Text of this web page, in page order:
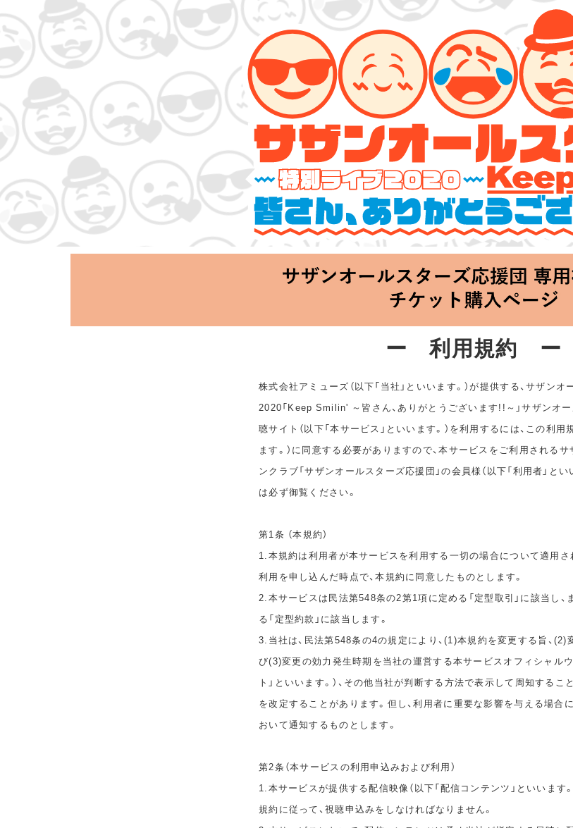
サザンオールスターズ 特別ライブ 2020
「Keep Smilin’～皆さん、ありがとうございます!!～」
2020.06.25 Thu 20:00 Start at 横浜アリーナ
ー 利用規約 ー
株式会社アミューズ（以下「当社」といいます。）が提供する、サザン
2020「Keep Smilin' ～皆さん、ありがとうございます!!～」サザンオ
聴サイト（以下「本サービス」といいます。）を利用するには、この利用
ます。）に同意する必要がありますので、本サービスをご利用される
ンクラブ「サザンオールスターズ応援団」の会員様（以下「利用者」と
は必ず御覧ください。
第1条 （本規約）
1.本規約は利用者が本サービスを利用する一切の場合について適用さ
利用を申し込んだ時点で、本規約に同意したものとします。
2.本サービスは民法第548条の2第1項に定める「定型取引」に該当し、
る「定型約款」に該当します。
3.当社は、民法第548条の4の規定により、(1)本規約を変更する旨、(2)
び(3)変更の効力発生時期を当社の運営する本サービスオフィシャルウ
ト」といいます。）、その他当社が判断する方法で表示して周知するこ
を改定することがあります。但し、利用者に重要な影響を与える場合
おいて通知するものとします。
第2条（本サービスの利用申込みおよび利用）
1.本サービスが提供する配信映像（以下「配信コンテンツ」といいます
規約に従って、視聴申込みをしなければなりません。